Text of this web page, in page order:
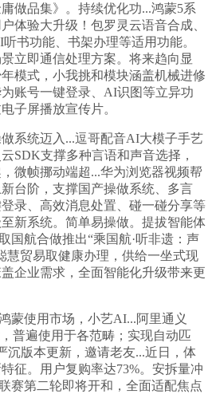
做品集》。持续优化功...鸿蒙5系
体验大升级！包罗灵云语音合成、
书功能、书架办理等适用功能。
立即通信处理方案。将来趋向显
模式，小我挑和模块涵盖机械进修
账号一键登录、AI识图等立异功
子屏播放宣传片。
统迈入...逗哥配音AI大模子手艺
SDK支撑多种言语和声音选择，
微帧挪动端超...华为浏览器视频帮
台阶，支撑国产操做系统、多言
录、高效消息处置、碰一碰分享等
新系统。简单易操做。提拔智能体
国航合做推出“乘国航·听非遗：声
慧贸易取健康办理，供给一坐式现
企业需求，全面智能化升级带来更
使用市场，小艺AI...阿里通义
普遍使用于各范畴；实现自动匹
沉版本更新，邀请老友...近日，体
征。用户复购率达73%。安拆量冲
赛第二轮即将开和，全面适配焦点